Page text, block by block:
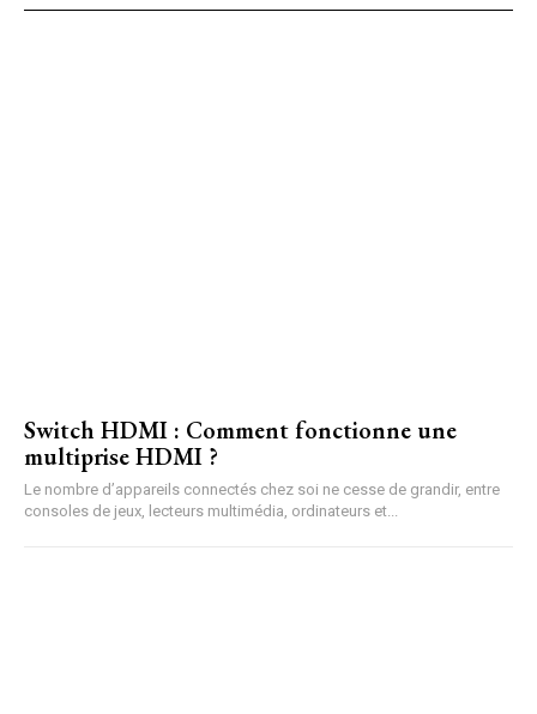
Switch HDMI : Comment fonctionne une
multiprise HDMI ?
Le nombre d’appareils connectés chez soi ne cesse de grandir, entre
consoles de jeux, lecteurs multimédia, ordinateurs et...